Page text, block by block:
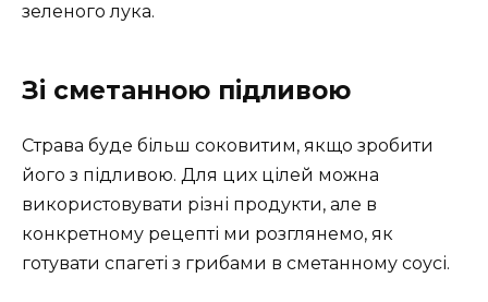
зеленого лука.
Зі сметанною підливою
Страва буде більш соковитим, якщо зробити
його з підливою. Для цих цілей можна
використовувати різні продукти, але в
конкретному рецепті ми розглянемо, як
готувати спагеті з грибами в сметанному соусі.